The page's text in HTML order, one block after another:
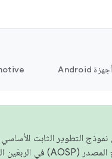
أجهزة Android
ولضمان اتّساق نموذج التطوير